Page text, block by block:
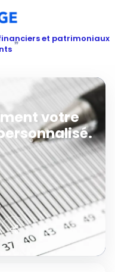
et patrimoniaux
”
votre